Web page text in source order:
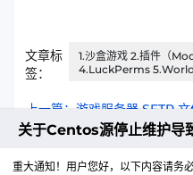
文章标
签：
1.沙盒游戏 2.插件（
4.LuckPerms
上一篇：游戏服务器 SFTP
关于Centos源停止维护导
重大通知！用户您好，以下内容请务必